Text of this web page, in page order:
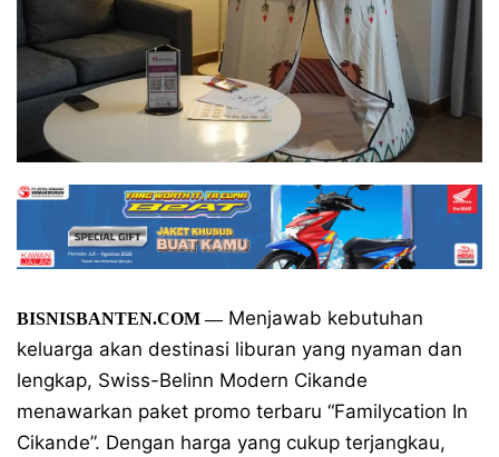
BISNISBANTEN.COM—Menjawab kebutuhan
keluarga akan destinasi liburan yang nyaman dan
lengkap, Swiss-Belinn Modern Cikande
menawarkan paket promo terbaru “Familycation In
Cikande”. Dengan harga yang cukup terjangkau,